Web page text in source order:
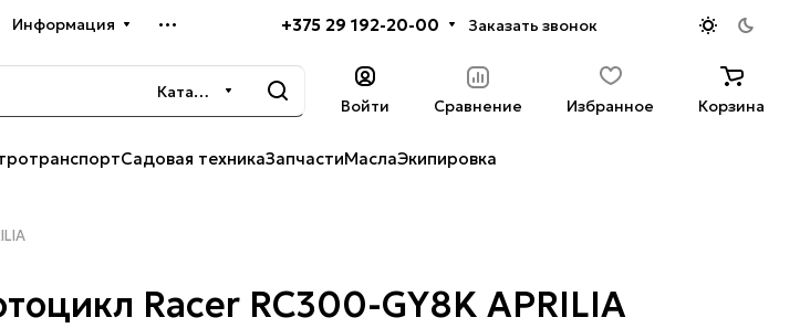
Информация +375 29 192-20-00 Заказать звонок
Каталог
Войти Сравнение Избранное Корзина
Садовая техникаЗапчастиМаслаЭкипировка
Racer RC300-GY8K APRILIA